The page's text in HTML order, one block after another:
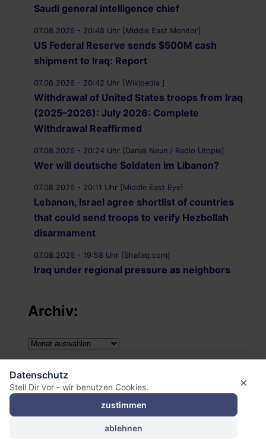
Saudi general intelligence chief
07.08.2026 - 20:48 Uhr [Middle East Monitor]
US Federal Reserve sends $500M cash
shipment to Iraq: Report
07.08.2026 - 20:42 Uhr [Wikipedia ]
Withdrawal of United States troops from Iraq
(2025–2026): July 2026: Complete
Withdrawal Reaffirmed
07.08.2026 - 20:24 Uhr [Daniel Neun / Radio Utopie]
Wer will deutsche Soldaten im Libanon?
07.08.2026 - 20:11 Uhr [Middle East Eye]
Lebanon, Israel agree shortlist of countries
that could send troops to verify Hezbollah
disarmament
07.08.2026 - 19:58 Uhr [Shafaq.com]
Iraq under regional pressure as neighbors
Archiv:
Archiv:
Impressum
Datenschutzerklärung
×
Datenschutz
Stell Dir vor - wir benutzen Cookies.
zustimmen
ablehnen